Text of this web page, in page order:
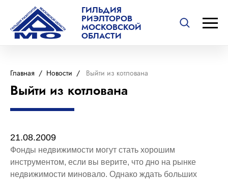
ГИЛЬДИЯ
РИЭЛТОРОВ
МОСКОВСКОЙ
ОБЛАСТИ
Главная / Новости / Выйти из котлована
Выйти из котлована
21.08.2009
Фонды недвижимости могут стать хорошим
инструментом, если вы верите, что дно на рынке
недвижимости миновало. Однако ждать больших